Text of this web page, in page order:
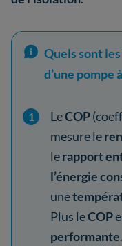
Quels sont
d’une pompe
LeCOP
mesure le
lerapport
l’énergie
une
Plus leCOP
performante.